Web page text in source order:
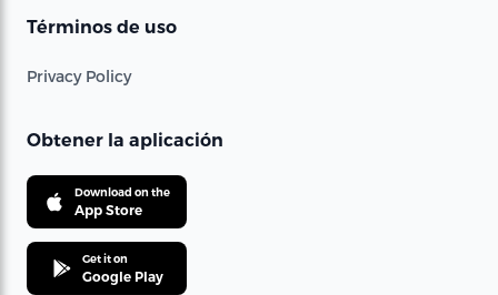
Términos de uso
Privacy Policy
Obtener la aplicación
Download on the
App Store
Get it on
Google Play